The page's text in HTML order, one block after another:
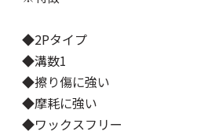
◆2Pタイプ
◆溝数1
◆擦り傷に強い
◆摩耗に強い
◆ワックスフリー